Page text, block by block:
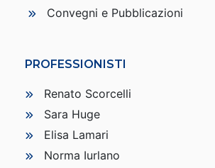
Convegni e Pubblicazioni
PROFESSIONISTI
Renato Scorcelli
Sara Huge
Elisa Lamari
Norma Iurlano